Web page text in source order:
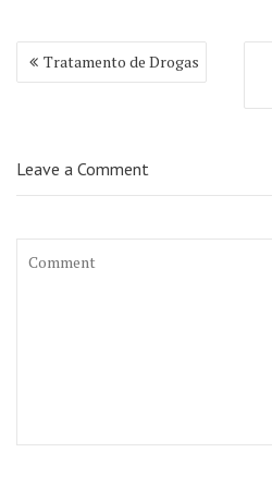
Navegação
de
Tratamento de Drogas
Leave a Comment